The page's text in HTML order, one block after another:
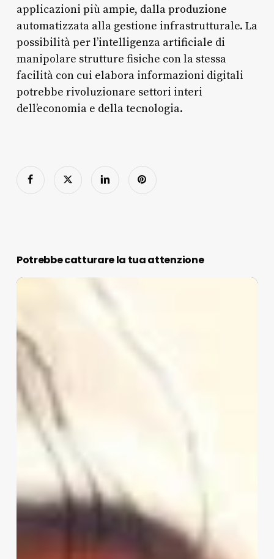
applicazioni più ampie, dalla produzione
automatizzata alla gestione infrastrutturale. La
possibilità per l’intelligenza artificiale di
manipolare strutture fisiche con la stessa
facilità con cui elabora informazioni digitali
potrebbe rivoluzionare settori interi
dell’economia e della tecnologia.
Potrebbe catturare la tua attenzione